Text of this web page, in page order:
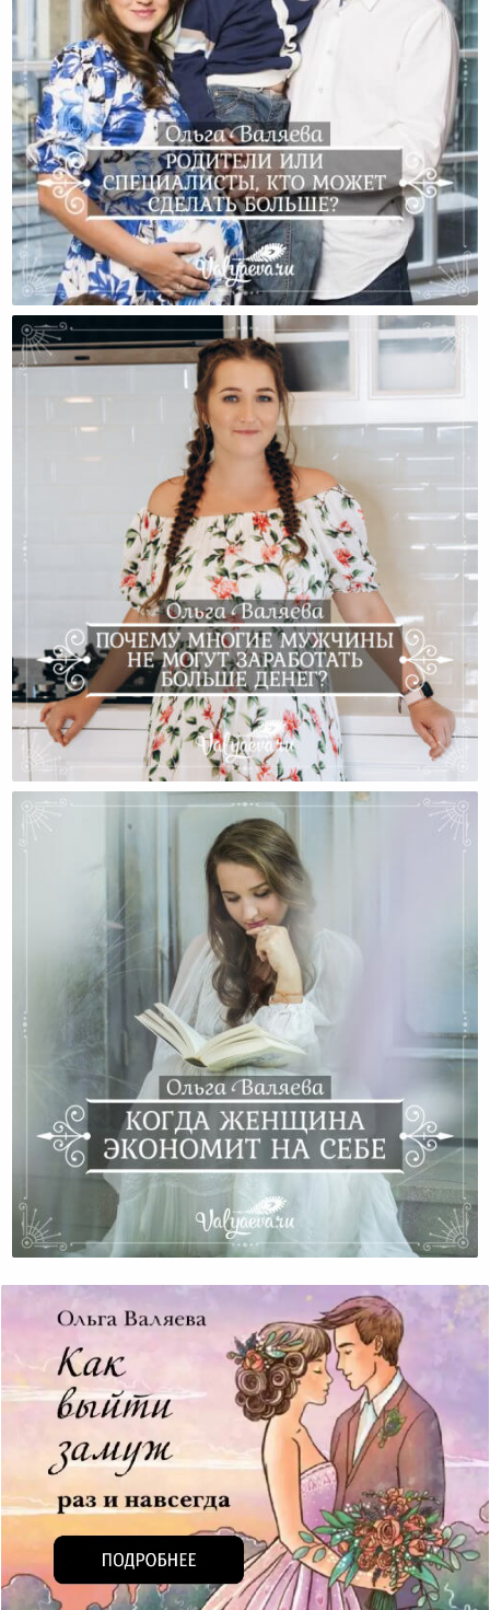
Родители Или Специалисты, Кто Может Сделать
Больше?
Почему Многие Мужчины Не Могут Заработать
Больше Денег?
Когда Женщина Экономит На Себе